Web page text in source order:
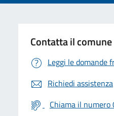
Contatta il comune
Leggi le domande
Richiedi assistenza
Chiama il